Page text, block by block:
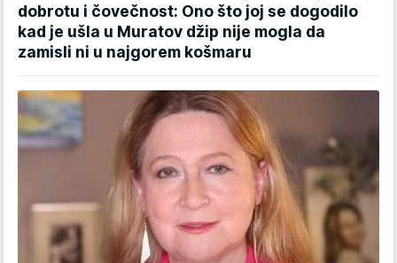
dobrotu i čovečnost: Ono što joj se dogodilo
kad je ušla u Muratov džip nije mogla da
zamisli ni u najgorem košmaru